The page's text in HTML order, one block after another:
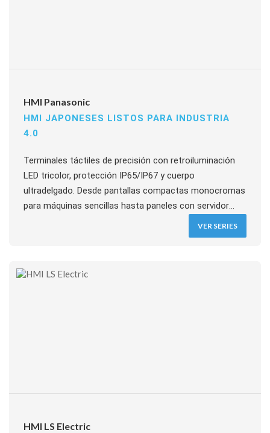
HMI Panasonic
HMI JAPONESES LISTOS PARA INDUSTRIA
4.0
Terminales táctiles de precisión con retroiluminación
LED tricolor, protección IP65/IP67 y cuerpo
ultradelgado. Desde pantallas compactas monocromas
para máquinas sencillas hasta paneles con servidor
remoto desde cualquier navegador. Software GTWIN
VER SERIES
HMI LS Electric